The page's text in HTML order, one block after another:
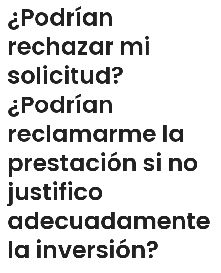
¿Podrían
rechazar mi
solicitud?
¿Podrían
reclamarme la
prestación si no
justifico
adecuadamente
la inversión?